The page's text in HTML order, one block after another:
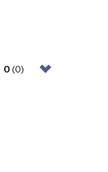
0 (0)